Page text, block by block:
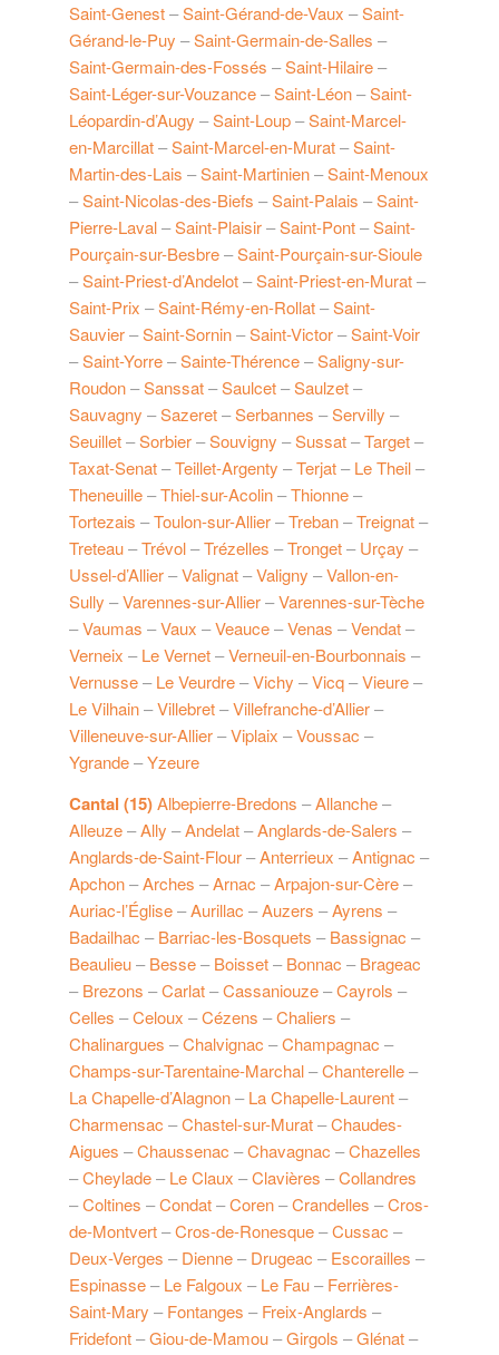
Saint-Genest–Saint-Gérand-de-Vaux –Saint-
Gérand-le-Puy –Saint-Germain-de-Salles –
Saint-Germain-des-Fossés –Saint-Hilaire–
Saint-Léger-sur-Vouzance–Saint-Léon–Saint-
Léopardin-d’Augy –Saint-Loup–Saint-Marcel-
en-Marcillat–Saint-Marcel-en-Murat–Saint-
Martin-des-Lais –Saint-Martinien–Saint-Menoux
–Saint-Nicolas-des-Biefs –Saint-Palais –Saint-
Pierre-Laval–Saint-Plaisir–Saint-Pont–Saint-
Pourçain-sur-Besbre–Saint-Pourçain-sur-Sioule
–Saint-Priest-d’Andelot–Saint-Priest-en-Murat–
Saint-Prix –Saint-Rémy-en-Rollat–Saint-
Sauvier–Saint-Sornin–Saint-Victor–Saint-Voir
–Saint-Yorre–Sainte-Thérence–Saligny-sur-
Roudon–Sanssat–Saulcet–Saulzet–
Sauvagny –Sazeret–Serbannes –Servilly –
Seuillet–Sorbier–Souvigny –Sussat–Target–
Taxat-Senat–Teillet-Argenty –Terjat–Le Theil–
Theneuille–Thiel-sur-Acolin–Thionne–
Tortezais –Toulon-sur-Allier–Treban–Treignat–
Treteau–Trévol–Trézelles –Tronget–Urçay –
Ussel-d’Allier–Valignat–Valigny –Vallon-en-
Sully –Varennes-sur-Allier–Varennes-sur-Tèche
–Vaumas –Vaux –Veauce–Venas –Vendat–
Verneix –Le Vernet–Verneuil-en-Bourbonnais –
Vernusse–Le Veurdre–Vichy –Vicq–Vieure–
Le Vilhain–Villebret–Villefranche-d’Allier–
Villeneuve-sur-Allier–Viplaix –Voussac –
Ygrande–Yzeure
Cantal (15)Albepierre-Bredons –Allanche–
Alleuze–Ally –Andelat–Anglards-de-Salers –
Anglards-de-Saint-Flour–Anterrieux –Antignac –
Apchon–Arches –Arnac –Arpajon-sur-Cère–
Auriac-l’Église–Aurillac –Auzers –Ayrens –
Badailhac –Barriac-les-Bosquets –Bassignac –
Beaulieu–Besse–Boisset–Bonnac –Brageac
–Brezons –Carlat–Cassaniouze–Cayrols –
Celles –Celoux –Cézens –Chaliers –
Chalinargues –Chalvignac –Champagnac –
Champs-sur-Tarentaine-Marchal–Chanterelle–
La Chapelle-d’Alagnon–La Chapelle-Laurent–
Charmensac –Chastel-sur-Murat–Chaudes-
Aigues –Chaussenac –Chavagnac –Chazelles
–Cheylade–Le Claux –Clavières –Collandres
–Coltines –Condat–Coren–Crandelles –Cros-
de-Montvert–Cros-de-Ronesque–Cussac –
Deux-Verges –Dienne–Drugeac –Escorailles –
Espinasse–Le Falgoux –Le Fau–Ferrières-
Saint-Mary –Fontanges –Freix-Anglards –
Fridefont–Giou-de-Mamou–Girgols –Glénat–